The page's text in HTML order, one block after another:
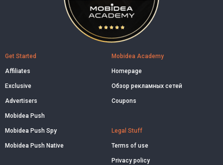
Get Started
Affiliates
Exclusive
Advertisers
Mobidea Push
Mobidea Push Spy
Mobidea Push Native
Mobidea Academy
Homepage
Обзор рекламных сетей
Coupons
Legal Stuff
Terms of use
Privacy policy